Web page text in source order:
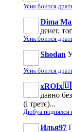
Усик боится
Dima
денег,
Усик боится
Shodan
Усик боится
давно
(і третє)...
Дюбуа поднялся
Илья97